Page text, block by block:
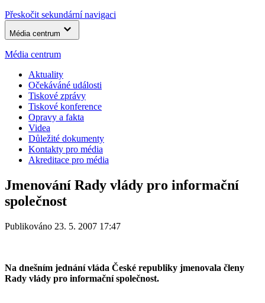
Přeskočit sekundární navigaci
Média centrum
Média centrum
Aktuality
Očekáváné události
Tiskové zprávy
Tiskové konference
Opravy a fakta
Videa
Důležité dokumenty
Kontakty pro média
Akreditace pro média
Jmenování Rady vlády pro informační
společnost
Publikováno 23. 5. 2007 17:47
Na dnešním jednání vláda České republiky jmenovala členy
Rady vlády pro informační společnost.